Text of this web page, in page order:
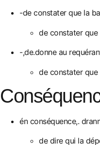
-de constater que la
de constater que
-,de.donne au
de constater que
én conséquence,.
de dire qui la